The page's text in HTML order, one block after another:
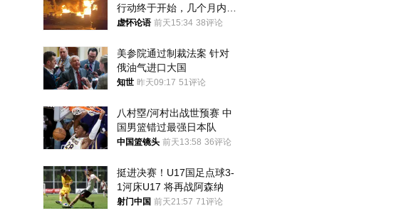
行动终于开始，几个月内乌
将投降
虚怀论语 前天15:34 38评论
美参院通过制裁法案 针对
俄油气进口大国
知世 昨天09:17 51评论
八村塁/河村出战世预赛 中
国男篮错过最强日本队
中国篮镜头 前天13:58 36评论
挺进决赛！U17国足点球3-
1河床U17 将再战阿森纳
射门中国 前天21:57 71评论